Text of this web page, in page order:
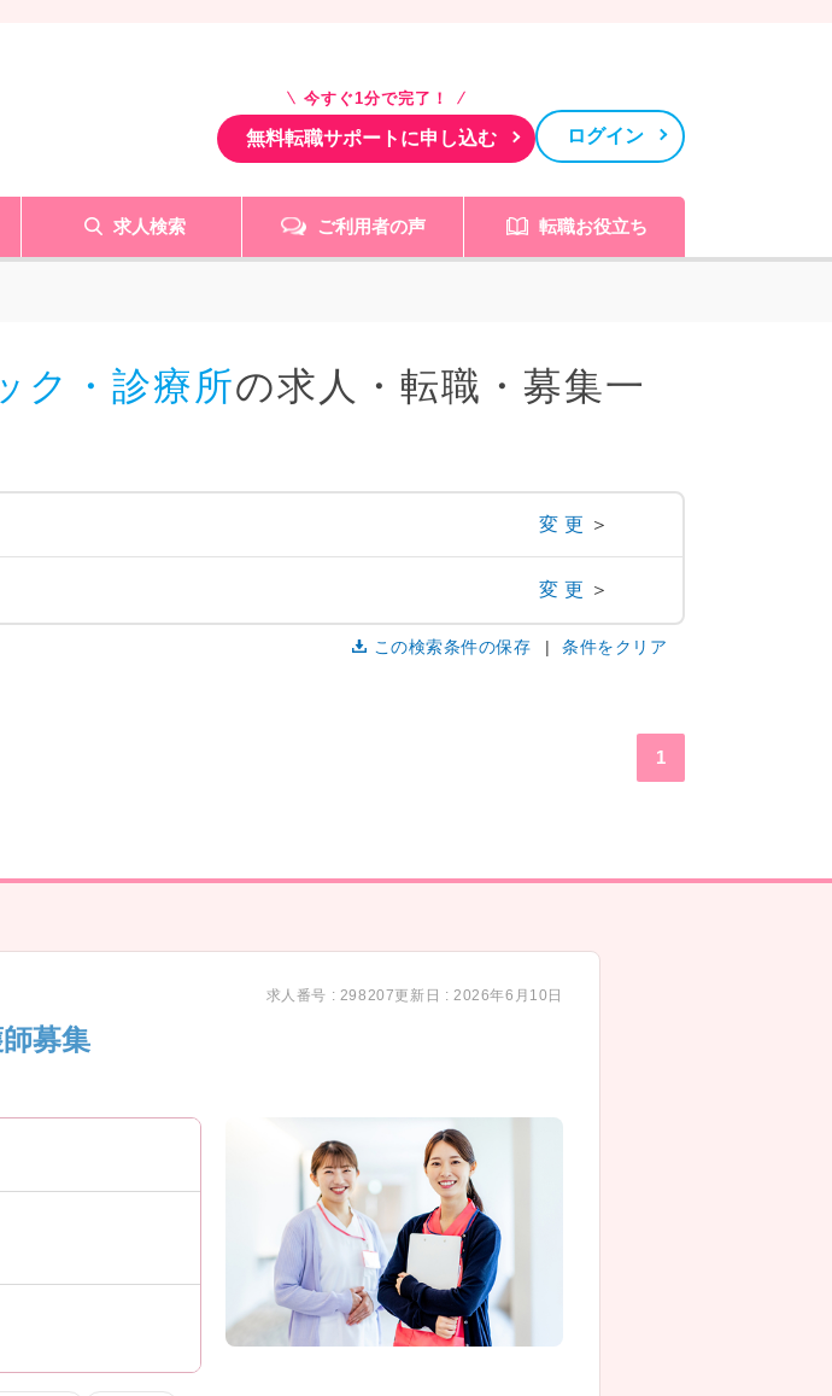
今すぐ1分で完了！
無料転職サポートに申し込む ログイン
求人検索 ご利用者の声 転職お役立ち
ク・診療所の求人・転職・募集一
変更 ＞
変更 ＞
この検索条件の保存 条件をクリア
1
求人番号 : 298207更新日 : 2026年6月10日
募集